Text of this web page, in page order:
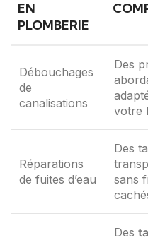
EN
PLOMBERIE
Débouchages
de
canalisations
Des
votre
Réparations
de fuites d’eau
Des
sans
Des